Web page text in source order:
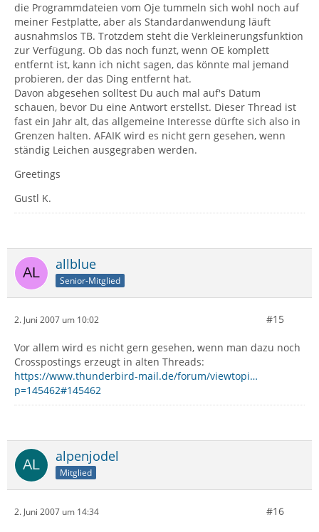
die Programmdateien vom Oje tummeln sich wohl noch auf
meiner Festplatte, aber als Standardanwendung läuft
ausnahmslos TB. Trotzdem steht die Verkleinerungsfunktion
zur Verfügung. Ob das noch funzt, wenn OE komplett
entfernt ist, kann ich nicht sagen, das könnte mal jemand
probieren, der das Ding entfernt hat.
Davon abgesehen solltest Du auch mal auf's Datum
schauen, bevor Du eine Antwort erstellst. Dieser Thread ist
fast ein Jahr alt, das allgemeine Interesse dürfte sich also in
Grenzen halten. AFAIK wird es nicht gern gesehen, wenn
ständig Leichen ausgegraben werden.
Greetings
Gustl K.
allblue
Senior-Mitglied
2. Juni 2007 um 10:02 #15
Vor allem wird es nicht gern gesehen, wenn man dazu noch
Crosspostings erzeugt in alten Threads:
https://www.thunderbird-mail.de/forum/viewtopi…
p=145462#145462
alpenjodel
Mitglied
2. Juni 2007 um 14:34 #16